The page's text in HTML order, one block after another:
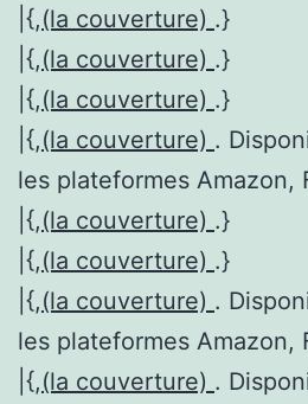
|{,(la couverture) .}
|{,(la couverture) .}
|{,(la couverture) .}
|{,(la couverture) .
les plateformes Amazon,
|{,(la couverture) .}
|{,(la couverture) .}
|{,(la couverture) .
les plateformes Amazon,
|{,(la couverture) .